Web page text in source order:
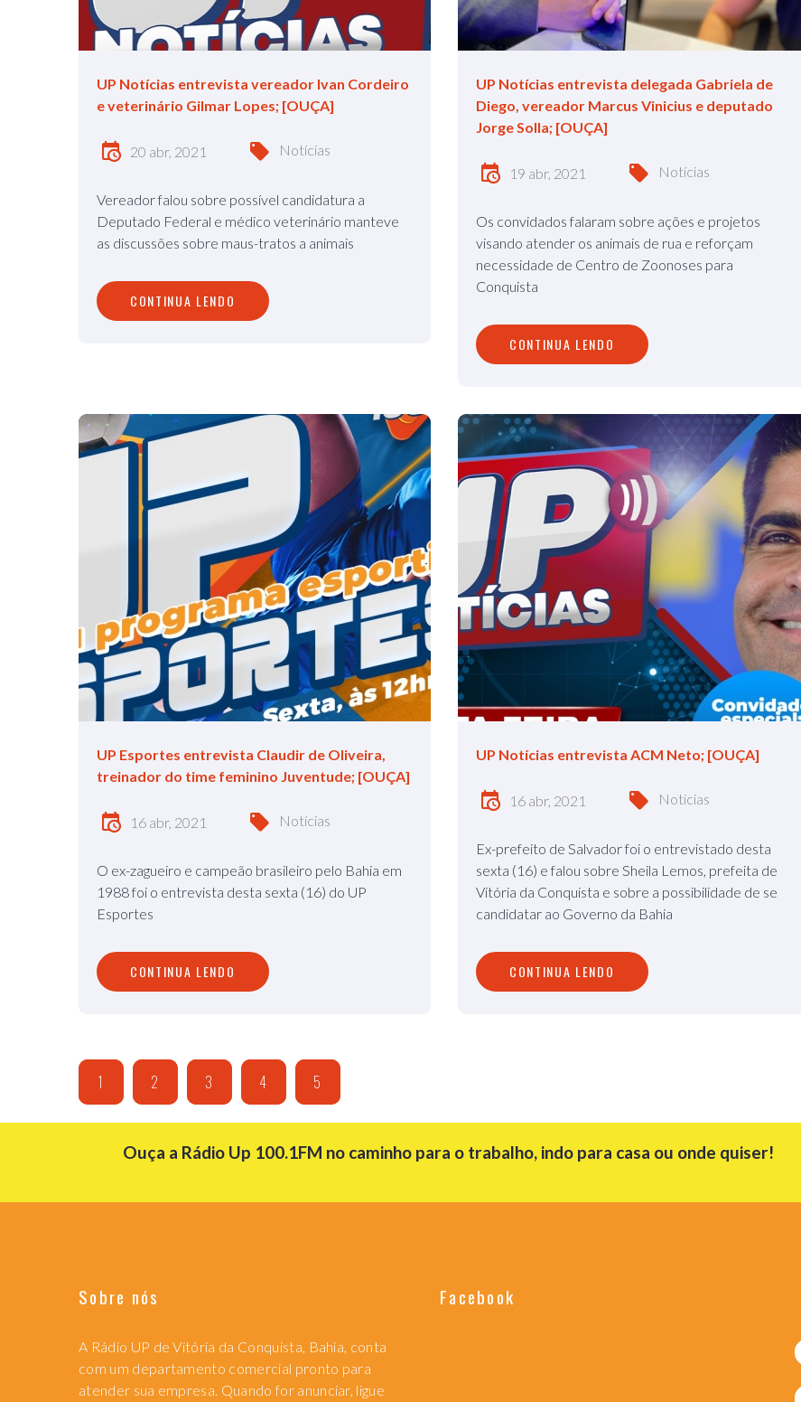
UP Notícias entrevista vereador Ivan Cordeiro
e veterinário Gilmar Lopes; [OUÇA]
20 abr, 2021 Notícias
Vereador falou sobre possível candidatura a
Deputado Federal e médico veterinário manteve
as discussões sobre maus-tratos a animais
CONTINUA LENDO
UP Notícias entrevista delegada Gabriela de
Diego, vereador Marcus Vinicius e deputado
Jorge Solla; [OUÇA]
19 abr, 2021 Notícias
Os convidados falaram sobre ações e projetos
visando atender os animais de rua e reforçam
necessidade de Centro de Zoonoses para
Conquista
CONTINUA LENDO
UP Esportes entrevista Claudir de Oliveira,
treinador do time feminino Juventude; [OUÇA]
16 abr, 2021 Notícias
O ex-zagueiro e campeão brasileiro pelo Bahia em
1988 foi o entrevista desta sexta (16) do UP
Esportes
CONTINUA LENDO
UP Notícias entrevista ACM Neto; [OUÇA]
16 abr, 2021 Notícias
Ex-prefeito de Salvador foi o entrevistado desta
sexta (16) e falou sobre Sheila Lemos, prefeita de
Vitória da Conquista e sobre a possibilidade de se
candidatar ao Governo da Bahia
CONTINUA LENDO
1 2 3 4 5
Ouça a Rádio Up 100.1FM no caminho para o trabalho, indo para casa ou onde quiser!
Sobre nós
A Rádio UP de Vitória da Conquista, Bahia, conta
com um departamento comercial pronto para
atender sua empresa. Quando for anunciar, ligue
Facebook